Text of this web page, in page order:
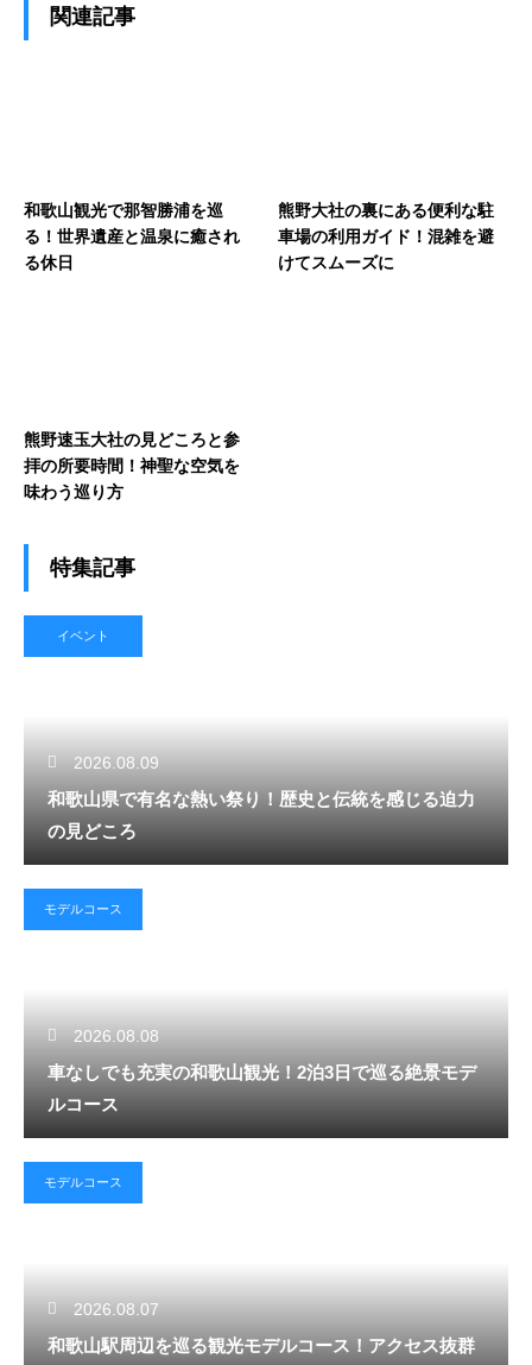
関連記事
和歌山観光で那智勝浦を巡
る！世界遺産と温泉に癒され
る休日
熊野大社の裏にある便利な駐
車場の利用ガイド！混雑を避
けてスムーズに
熊野速玉大社の見どころと参
拝の所要時間！神聖な空気を
味わう巡り方
特集記事
イベント
2026.08.09
和歌山県で有名な熱い祭り！歴史と伝統を感じる迫力
の見どころ
モデルコース
2026.08.08
車なしでも充実の和歌山観光！2泊3日で巡る絶景モデ
ルコース
モデルコース
2026.08.07
和歌山駅周辺を巡る観光モデルコース！アクセス抜群